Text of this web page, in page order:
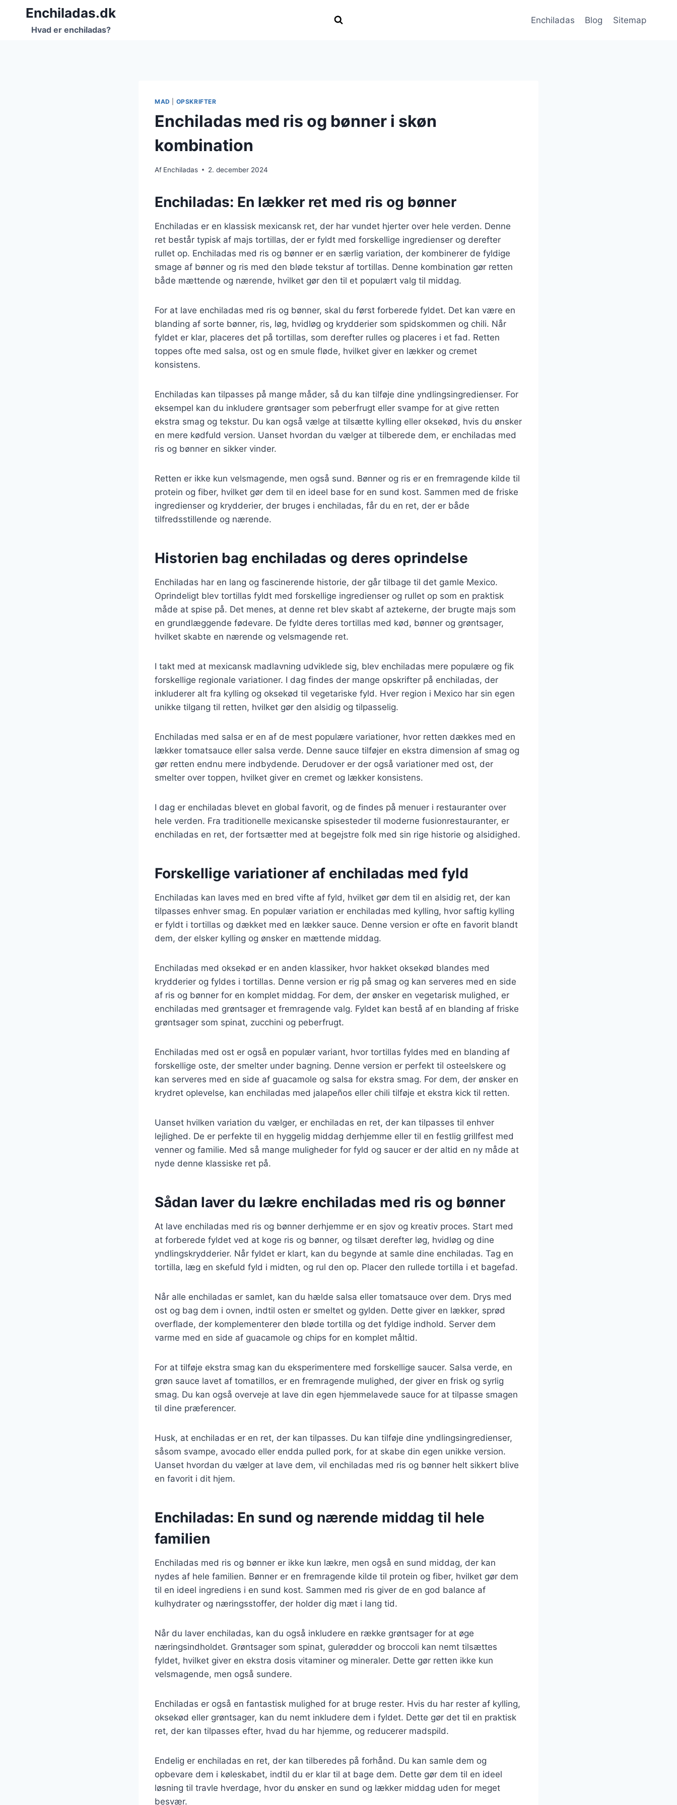
FortsætEnchiladas.dk
Hvad er enchiladas?
Enchiladas Blog Sitemap
MAD OPSKRIFTER
Enchiladas med ris og bønner i skøn
kombination
Af Enchiladas 2. december 2024
Enchiladas: En lækker ret med ris og bønner
Enchiladas er en klassisk mexicansk ret, der har vundet hjerter over hele verden. Denne
ret består typisk af majs tortillas, der er fyldt med forskellige ingredienser og derefter
rullet op. Enchiladas med ris og bønner er en særlig variation, der kombinerer de fyldige
smage af bønner og ris med den bløde tekstur af tortillas. Denne kombination gør retten
både mættende og nærende, hvilket gør den til et populært valg til middag.
For at lave enchiladas med ris og bønner, skal du først forberede fyldet. Det kan være en
blanding af sorte bønner, ris, løg, hvidløg og krydderier som spidskommen og chili. Når
fyldet er klar, placeres det på tortillas, som derefter rulles og placeres i et fad. Retten
toppes ofte med salsa, ost og en smule fløde, hvilket giver en lækker og cremet
konsistens.
Enchiladas kan tilpasses på mange måder, så du kan tilføje dine yndlingsingredienser. For
eksempel kan du inkludere grøntsager som peberfrugt eller svampe for at give retten
ekstra smag og tekstur. Du kan også vælge at tilsætte kylling eller oksekød, hvis du ønsker
en mere kødfuld version. Uanset hvordan du vælger at tilberede dem, er enchiladas med
ris og bønner en sikker vinder.
Retten er ikke kun velsmagende, men også sund. Bønner og ris er en fremragende kilde til
protein og fiber, hvilket gør dem til en ideel base for en sund kost. Sammen med de friske
ingredienser og krydderier, der bruges i enchiladas, får du en ret, der er både
tilfredsstillende og nærende.
Historien bag enchiladas og deres oprindelse
Enchiladas har en lang og fascinerende historie, der går tilbage til det gamle Mexico.
Oprindeligt blev tortillas fyldt med forskellige ingredienser og rullet op som en praktisk
måde at spise på. Det menes, at denne ret blev skabt af aztekerne, der brugte majs som
en grundlæggende fødevare. De fyldte deres tortillas med kød, bønner og grøntsager,
hvilket skabte en nærende og velsmagende ret.
I takt med at mexicansk madlavning udviklede sig, blev enchiladas mere populære og fik
forskellige regionale variationer. I dag findes der mange opskrifter på enchiladas, der
inkluderer alt fra kylling og oksekød til vegetariske fyld. Hver region i Mexico har sin egen
unikke tilgang til retten, hvilket gør den alsidig og tilpasselig.
Enchiladas med salsa er en af de mest populære variationer, hvor retten dækkes med en
lækker tomatsauce eller salsa verde. Denne sauce tilføjer en ekstra dimension af smag og
gør retten endnu mere indbydende. Derudover er der også variationer med ost, der
smelter over toppen, hvilket giver en cremet og lækker konsistens.
I dag er enchiladas blevet en global favorit, og de findes på menuer i restauranter over
hele verden. Fra traditionelle mexicanske spisesteder til moderne fusionrestauranter, er
enchiladas en ret, der fortsætter med at begejstre folk med sin rige historie og alsidighed.
Forskellige variationer af enchiladas med fyld
Enchiladas kan laves med en bred vifte af fyld, hvilket gør dem til en alsidig ret, der kan
tilpasses enhver smag. En populær variation er enchiladas med kylling, hvor saftig kylling
er fyldt i tortillas og dækket med en lækker sauce. Denne version er ofte en favorit blandt
dem, der elsker kylling og ønsker en mættende middag.
Enchiladas med oksekød er en anden klassiker, hvor hakket oksekød blandes med
krydderier og fyldes i tortillas. Denne version er rig på smag og kan serveres med en side
af ris og bønner for en komplet middag. For dem, der ønsker en vegetarisk mulighed, er
enchiladas med grøntsager et fremragende valg. Fyldet kan bestå af en blanding af friske
grøntsager som spinat, zucchini og peberfrugt.
Enchiladas med ost er også en populær variant, hvor tortillas fyldes med en blanding af
forskellige oste, der smelter under bagning. Denne version er perfekt til osteelskere og
kan serveres med en side af guacamole og salsa for ekstra smag. For dem, der ønsker en
krydret oplevelse, kan enchiladas med jalapeños eller chili tilføje et ekstra kick til retten.
Uanset hvilken variation du vælger, er enchiladas en ret, der kan tilpasses til enhver
lejlighed. De er perfekte til en hyggelig middag derhjemme eller til en festlig grillfest med
venner og familie. Med så mange muligheder for fyld og saucer er der altid en ny måde at
nyde denne klassiske ret på.
Sådan laver du lækre enchiladas med ris og bønner
At lave enchiladas med ris og bønner derhjemme er en sjov og kreativ proces. Start med
at forberede fyldet ved at koge ris og bønner, og tilsæt derefter løg, hvidløg og dine
yndlingskrydderier. Når fyldet er klart, kan du begynde at samle dine enchiladas. Tag en
tortilla, læg en skefuld fyld i midten, og rul den op. Placer den rullede tortilla i et bagefad.
Når alle enchiladas er samlet, kan du hælde salsa eller tomatsauce over dem. Drys med
ost og bag dem i ovnen, indtil osten er smeltet og gylden. Dette giver en lækker, sprød
overflade, der komplementerer den bløde tortilla og det fyldige indhold. Server dem
varme med en side af guacamole og chips for en komplet måltid.
For at tilføje ekstra smag kan du eksperimentere med forskellige saucer. Salsa verde, en
grøn sauce lavet af tomatillos, er en fremragende mulighed, der giver en frisk og syrlig
smag. Du kan også overveje at lave din egen hjemmelavede sauce for at tilpasse smagen
til dine præferencer.
Husk, at enchiladas er en ret, der kan tilpasses. Du kan tilføje dine yndlingsingredienser,
såsom svampe, avocado eller endda pulled pork, for at skabe din egen unikke version.
Uanset hvordan du vælger at lave dem, vil enchiladas med ris og bønner helt sikkert blive
en favorit i dit hjem.
Enchiladas: En sund og nærende middag til hele
familien
Enchiladas med ris og bønner er ikke kun lækre, men også en sund middag, der kan
nydes af hele familien. Bønner er en fremragende kilde til protein og fiber, hvilket gør dem
til en ideel ingrediens i en sund kost. Sammen med ris giver de en god balance af
kulhydrater og næringsstoffer, der holder dig mæt i lang tid.
Når du laver enchiladas, kan du også inkludere en række grøntsager for at øge
næringsindholdet. Grøntsager som spinat, gulerødder og broccoli kan nemt tilsættes
fyldet, hvilket giver en ekstra dosis vitaminer og mineraler. Dette gør retten ikke kun
velsmagende, men også sundere.
Enchiladas er også en fantastisk mulighed for at bruge rester. Hvis du har rester af kylling,
oksekød eller grøntsager, kan du nemt inkludere dem i fyldet. Dette gør det til en praktisk
ret, der kan tilpasses efter, hvad du har hjemme, og reducerer madspild.
Endelig er enchiladas en ret, der kan tilberedes på forhånd. Du kan samle dem og
opbevare dem i køleskabet, indtil du er klar til at bage dem. Dette gør dem til en ideel
løsning til travle hverdage, hvor du ønsker en sund og lækker middag uden for meget
besvær.